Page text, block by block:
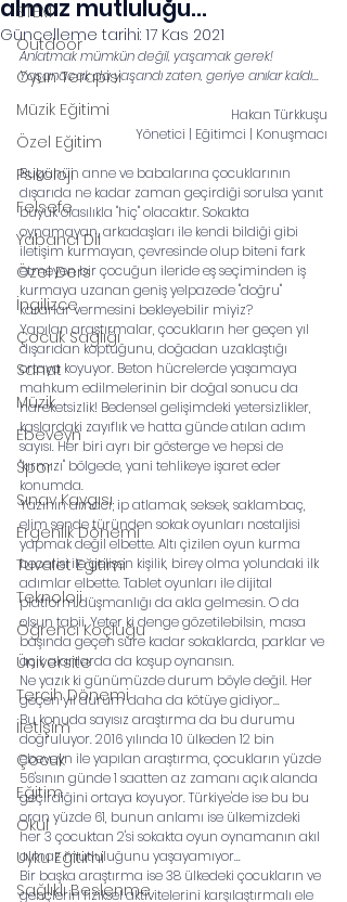
STEM
Outdoor
Oyun Terapisi
Müzik Eğitimi
Özel Eğitim
Psikoloji
Felsefe
Yabancı Dil
Özel Ders
İngilizce
Çocuk Sağlığı
Sanat
Müzik
Ebeveyn
Spor
Sınav Kaygısı
Ergenlik Dönemi
Tuvalet Eğitimi
Teknoloji
Öğrenci Koçluğu
Üniversite
Tercih Dönemi
İletişim
Çocuk
Eğitim
Okul
Uyku Eğitimi
Sağlıklı Beslenme
almaz mutluluğu...
Güncelleme tarihi: 17 Kas 2021
Anlatmak mümkün değil, yaşamak gerek!
Yaşanacak da yaşandı zaten, geriye anılar kaldı...
Hakan Türkkuşu
Yönetici | Eğitimci | Konuşmacı
Bugünün anne ve babalarına çocuklarının
dışarıda ne kadar zaman geçirdiği sorulsa yanıt
büyük olasılıkla "hiç" olacaktır. Sokakta
oynamayan, arkadaşları ile kendi bildiği gibi
iletişim kurmayan, çevresinde olup biteni fark
etmeyen bir çocuğun ileride eş seçiminden iş
kurmaya uzanan geniş yelpazede "doğru"
kararlar vermesini bekleyebilir miyiz?
Yapılan araştırmalar, çocukların her geçen yıl
dışarıdan koptuğunu, doğadan uzaklaştığı
ortaya koyuyor. Beton hücrelerde yaşamaya
mahkum edilmelerinin bir doğal sonucu da
hareketsizlik! Bedensel gelişimdeki yetersizlikler,
kaslardaki zayıflık ve hatta günde atılan adım
sayısı. Her biri ayrı bir gösterge ve hepsi de
"kırmızı" bölgede, yani tehlikeye işaret eder
konumda.
Yazının amacı; ip atlamak, seksek, saklambaç,
elim sende türünden sokak oyunları nostaljisi
yapmak değil elbette. Altı çizilen oyun kurma
becerisi ile gelişen kişilik, birey olma yolundaki ilk
adımlar elbette. Tablet oyunları ile dijital
platform düşmanlığı da akla gelmesin. O da
olsun tabii. Yeter ki denge gözetilebilsin, masa
başında geçen süre kadar sokaklarda, parklar ve
açık alanlarda da koşup oynansın.
Ne yazık ki günümüzde durum böyle değil. Her
geçen yıl durum daha da kötüye gidiyor...
Bu konuda sayısız araştırma da bu durumu
doğruluyor. 2016 yılında 10 ülkeden 12 bin
ebeveyn ile yapılan araştırma, çocukların yüzde
56'sının günde 1 saatten az zamanı açık alanda
geçirdiğini ortaya koyuyor. Türkiye'de ise bu bu
oran yüzde 61, bunun anlamı ise ülkemizdeki
her 3 çocuktan 2'si sokakta oyun oynamanın akıl
almaz mutluluğunu yaşayamıyor...
Bir başka araştırma ise 38 ülkedeki çocukların ve
gençlerin fiziksel aktivitelerini karşılaştırmalı ele